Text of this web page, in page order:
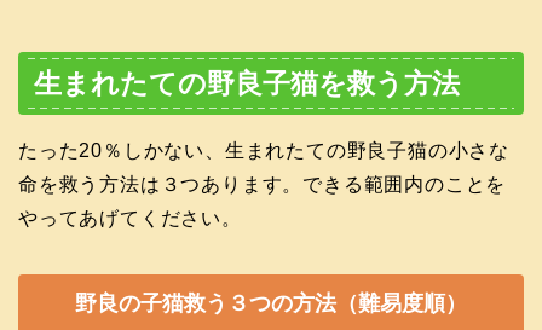
生まれたての野良子猫を救う方法
たった20％しかない、生まれたての野良子猫の小さな
命を救う方法は３つあります。できる範囲内のことを
やってあげてください。
野良の子猫救う３つの方法（難易度順）